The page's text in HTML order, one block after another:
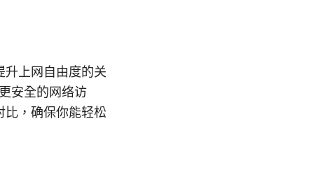
升上网自由度的关
安全的网络访
比，确保你能轻松